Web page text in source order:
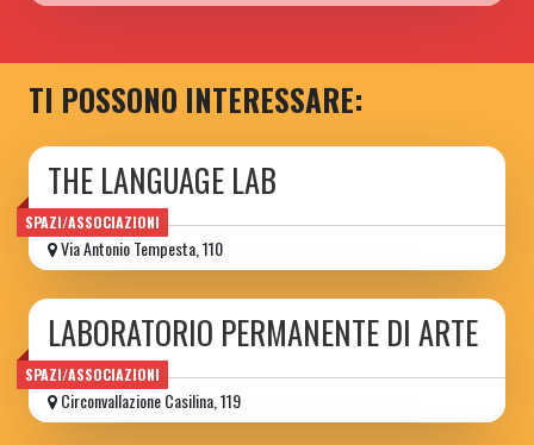
TI POSSONO INTERESSARE:
SPAZI/ASSOCIAZIONI
THE LANGUAGE LAB
Via Antonio Tempesta, 110
SPAZI/ASSOCIAZIONI
LABORATORIO PERMANENTE DI ARTE
Circonvallazione Casilina, 119